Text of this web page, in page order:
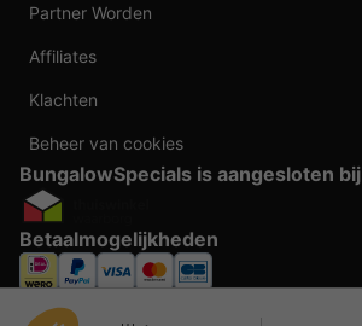
Partner Worden
Affiliates
Klachten
Beheer van cookies
BungalowSpecials is aangesloten bij
Betaalmogelijkheden